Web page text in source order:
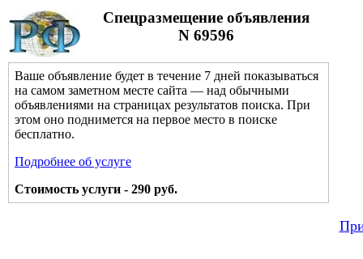
Спецразмещение объявления
N 69596
Ваше объявление будет в течение 7 дней показываться
на самом заметном месте сайта — над обычными
объявлениями на страницах результатов поиска. При
этом оно поднимется на первое место в поиске
бесплатно.
Подробнее об услуге
Стоимость услуги - 290 руб.